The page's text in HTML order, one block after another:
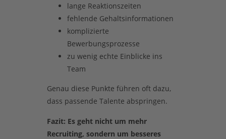
lange Reaktionszeiten
fehlende Gehaltsinformationen
komplizierte
Bewerbungsprozesse
zu wenig echte Einblicke ins
Team
Genau diese Punkte führen oft dazu,
dass passende Talente abspringen.
Fazit: Es geht nicht um mehr
Recruiting, sondern um besseres